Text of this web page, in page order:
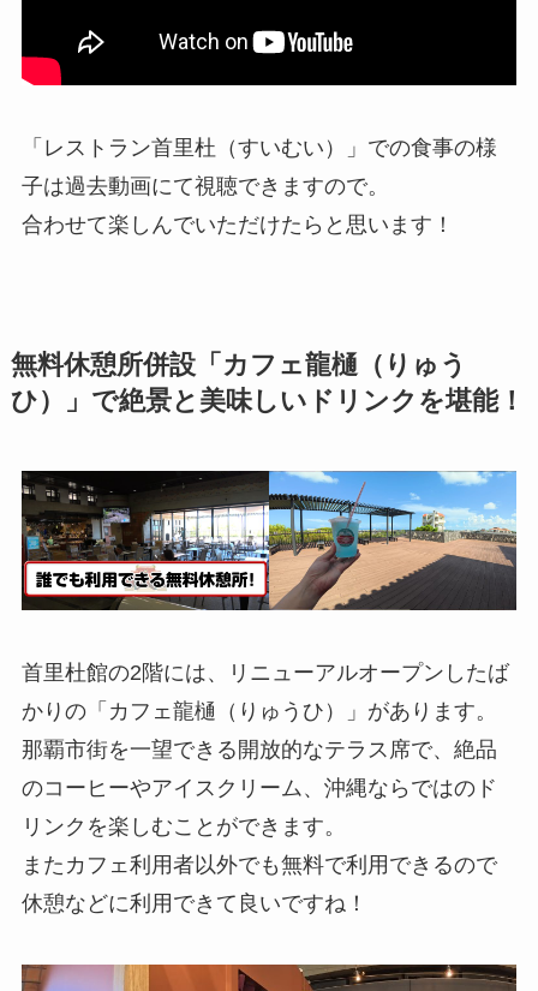
「レストラン首里杜（すいむい）」での食事の様
子は過去動画にて視聴できますので。
合わせて楽しんでいただけたらと思います！
無料休憩所併設「カフェ龍樋（りゅう
ひ）」で絶景と美味しいドリンクを堪能！
首里杜館の2階には、リニューアルオープンしたば
かりの「カフェ龍樋（りゅうひ）」があります。
那覇市街を一望できる開放的なテラス席で、絶品
のコーヒーやアイスクリーム、沖縄ならではのド
リンクを楽しむことができます。
またカフェ利用者以外でも無料で利用できるので
休憩などに利用できて良いですね！